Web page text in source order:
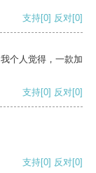
支持[0] 反对[0]
个人觉得，一款加
支持[0] 反对[0]
支持[0] 反对[0]